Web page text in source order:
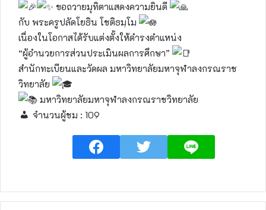
ขอถวายมุทิตาแสดงความยินดี
กับ พระครูปลัดโยธิน โชติธมฺโม
เนื่องในโอกาสได้รับแต่งตั้งให้ดำรงตำแหน่ง
“ผู้อำนวยการส่วนประเมินผลการศึกษา”
สำนักทะเบียนและวัดผล มหาวิทยาลัยมหาจุฬาลงกรณราช
วิทยาลัย
มหาวิทยาลัยมหาจุฬาลงกรณราชวิทยาลัย
จำนวนผู้ชม : 109